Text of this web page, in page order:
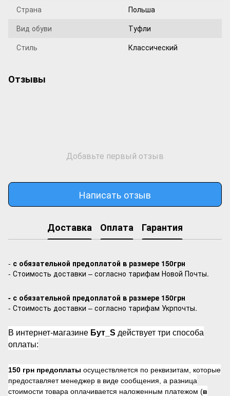
Страна
Польша
Вид обуви
Туфли
Стиль
Классический
Отзывы
Добавьте первый отзыв
Написать отзыв
Доставка Оплата Гарантия
- с обязательной предоплатой в размере 150грн
- Стоимость доставки – согласно тарифам Новой Почты.
- с обязательной предоплатой в размере 150грн
- Стоимость доставки – согласно тарифам Укрпочты.
В интернет-магазине Бут_S действует три способа
оплаты:
150 грн предоплаты осуществляется по реквизитам, которые
предоставляет менеджер в виде сообщения, а разница
стоимости товара оплачивается наложенным платежом (в